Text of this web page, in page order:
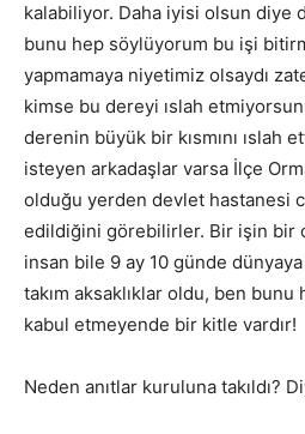
kalabiliyor. Daha iyisi olsun diye
bunu hep söylüyorum bu işi
yapmamaya niyetimiz olsaydı
kimse bu dereyi ıslah
derenin büyük bir kısmını ıslah
isteyen arkadaşlar varsa İlçe
olduğu yerden devlet hastanesi
edildiğini görebilirler. Bir işin bir
insan bile 9 ay 10 günde
takım aksaklıklar oldu, ben
kabul etmeyende bir kitle vardır!
Neden anıtlar kuruluna takıldı?